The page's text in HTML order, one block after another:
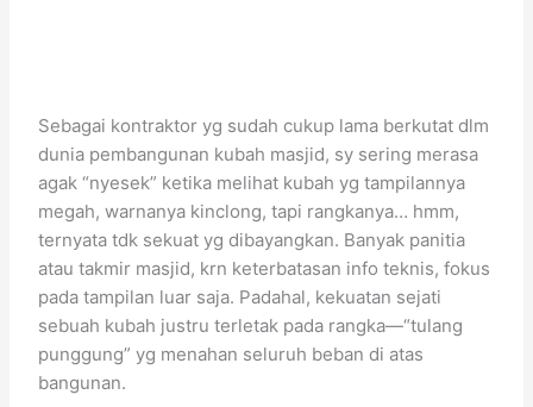
Sebagai kontraktor yg sudah cukup lama berkutat dlm
dunia pembangunan kubah masjid, sy sering merasa
agak “nyesek” ketika melihat kubah yg tampilannya
megah, warnanya kinclong, tapi rangkanya… hmm,
ternyata tdk sekuat yg dibayangkan. Banyak panitia
atau takmir masjid, krn keterbatasan info teknis, fokus
pada tampilan luar saja. Padahal, kekuatan sejati
sebuah kubah justru terletak pada rangka—“tulang
punggung” yg menahan seluruh beban di atas
bangunan.